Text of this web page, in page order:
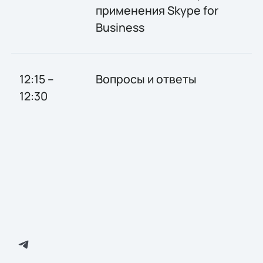
применения Skype for
Business
12:15 –
12:30
Вопросы и ответы